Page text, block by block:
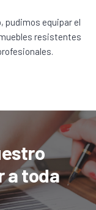
pudimos equipar el
resistentes
a toda